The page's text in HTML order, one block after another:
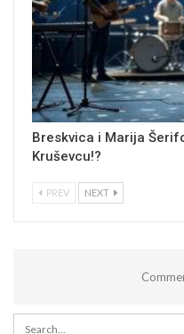
Breskvica i Marija
Kruševcu!?
PREV NEXT